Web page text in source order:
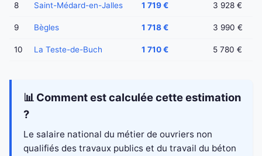
8 Saint-Médard-en-Jalles 1 719 € 3 928 €
9 Bègles 1 718 € 3 990 €
10 La Teste-de-Buch 1 710 € 5 780 €
📊 Comment est calculée cette estimation
?
Le salaire national du métier de ouvriers non
qualifiés des travaux publics et du travail du béton